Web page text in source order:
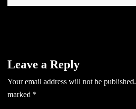
Leave a Reply
Your email address will not be published.
marked *